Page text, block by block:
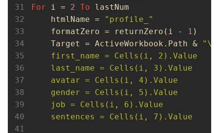
For i = 2 To lastNum
    htmlName =
"profile_"
    formatZero = returnZero(i -
1 )
    Target = ActiveWorkbook.Path &
"\"
    first_name = Cells(i, 2).Value
    last_name = Cells(i, 3).Value
    avatar = Cells(i, 4).Value
    gender = Cells(i, 5).Value
    job = Cells(i, 6).Value
    sentences = Cells(i, 7).Value